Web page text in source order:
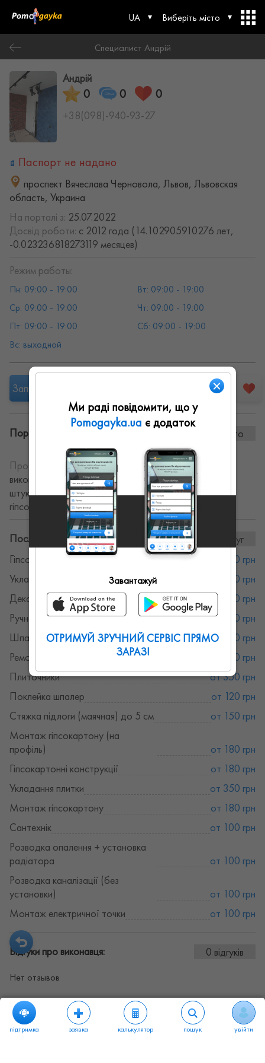
UA Виберіть місто
Специалист Андрій
Андрій
0 0 0
+38(098)-940-93-27
Паспорт не надано
проспект Вячеслава Черновола, Львов, Львовская
область, Украина
На порталі з: 25.07.2022
Досвід роботи: с 2012 года (14.102905910276 лет,
-0.023236818273119 месяцев)
Режим работы:
Пн: 09:00 - 19:00
Вт: 09:00 - 19:00
Ср: 09:00 - 19:00
Чт: 09:00 - 19:00
Пт: 09:00 - 19:00
Сб: 09:00 - 19:00
Вс: выходной
Запропонувати роботу
Портфоліо винаних робіт: 0 фото
Про себе:
Ремонт "під ключ" швидко та якісно. Також
виконуємо окремі замовлення з укладання плитки,
штукатурки, шпаклівки, фарбування, монтажу
гіпсокатрону, сантехніки, електрики.
Послуги та ціни:
17послуг
Гіпсокартон
от 180 грн
Укладання плитки
от 350 грн
Декоративна штукатурка
от 150 грн
Ручна штукатурка
от 150 грн
Шпаклівка стін
от 200 грн
Ремонт під ключ
от 350 грн
Плиточники
от 350 грн
Поклейка шпалер
от 120 грн
Стяжка підлоги (маячная) до 5 см
от 150 грн
Монтаж гіпсокартону (на
профіль)
от 180 грн
Гіпсокартонні конструкції
от 180 грн
Укладання плитки
от 350 грн
Монтаж гіпсокартону
от 180 грн
Сантехнік
от 100 грн
Розводка опалення + установка
радіатора
от 100 грн
Розводка каналізації (без
установки)
от 100 грн
Монтаж електричної точки
от 100 грн
Відгуки про виконавця: 0 відгуків
Нет отзывов
підтримка заявка калькулятор пошук увійти
Ми раді повідомити, що у
Pomogayka.ua є додаток
Завантажуй
ОТРИМУЙ ЗРУЧНИЙ СЕРВІС ПРЯМО
ЗАРАЗ!